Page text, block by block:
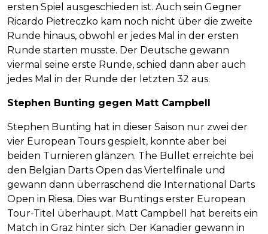
ersten Spiel ausgeschieden ist. Auch sein Gegner
Ricardo Pietreczko kam noch nicht über die zweite
Runde hinaus, obwohl er jedes Mal in der ersten
Runde starten musste. Der Deutsche gewann
viermal seine erste Runde, schied dann aber auch
jedes Mal in der Runde der letzten 32 aus.
Stephen Bunting gegen Matt Campbell
Stephen Bunting hat in dieser Saison nur zwei der
vier European Tours gespielt, konnte aber bei
beiden Turnieren glänzen. The Bullet erreichte bei
den Belgian Darts Open das Viertelfinale und
gewann dann überraschend die International Darts
Open in Riesa. Dies war Buntings erster European
Tour-Titel überhaupt. Matt Campbell hat bereits ein
Match in Graz hinter sich. Der Kanadier gewann in